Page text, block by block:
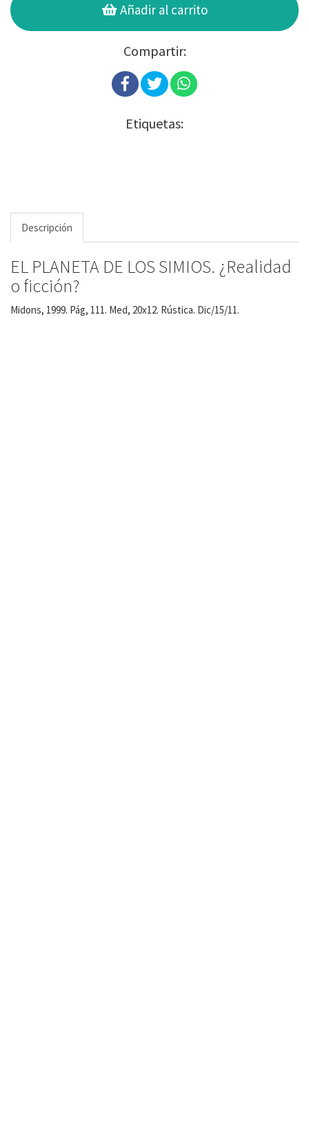
Añadir al carrito
Compartir:
Etiquetas:
Descripción
EL PLANETA DE LOS SIMIOS. ¿Realidad
o ficción?
Midons, 1999. Pág, 111. Med, 20x12. Rústica. Dic/15/11.